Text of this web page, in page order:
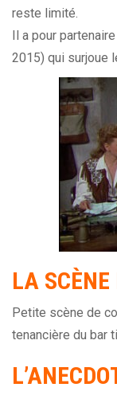
reste limité.
Il a pour
2015) qui surjoue
LA SCÈNE
Petite scène de
tenancière du bar